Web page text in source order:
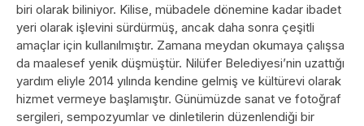
biri olarak biliniyor. Kilise, mübadele dönemine kadar ibadet
yeri olarak işlevini sürdürmüş, ancak daha sonra çeşitli
amaçlar için kullanılmıştır. Zamana meydan okumaya çalışsa
da maalesef yenik düşmüştür. Nilüfer Belediyesi’nin uzattığı
yardım eliyle 2014 yılında kendine gelmiş ve kültürevi olarak
hizmet vermeye başlamıştır. Günümüzde sanat ve fotoğraf
sergileri, sempozyumlar ve dinletilerin düzenlendiği bir